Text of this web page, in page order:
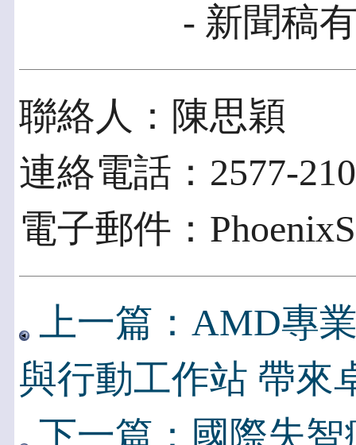
- 新聞稿
聯絡人：陳思穎
連絡電話：2577-
電子郵件：
上一篇：AMD專
與行動工作站 帶來
下一篇：國際失